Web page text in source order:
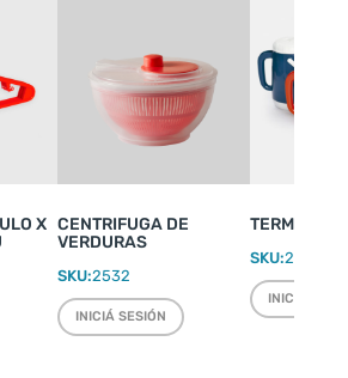
X CENTRIFUGA DE
VERDURAS
SKU:2532
INICIÁ SESIÓN
TERMO
SKU:2220
INICIÁ